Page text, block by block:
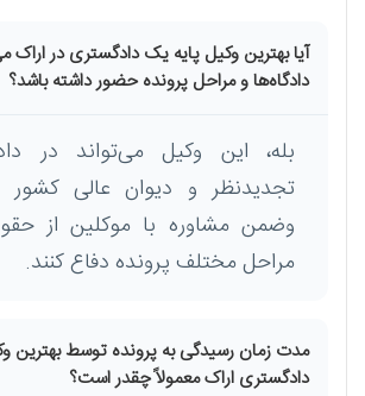
آیا بهترین وکیل پایه یک دادگستری در اراک
دادگاه‌ها و مراحل پرونده حضور داشته باشد؟
بله، این وکیل می‌تواند در
تجدیدنظر و دیوان عالی کشور
وضمن مشاوره با موکلین از
مراحل مختلف پرونده دفاع کنند.
مدت زمان رسیدگی به پرونده توسط بهترین
دادگستری اراک معمولاً چقدر است؟